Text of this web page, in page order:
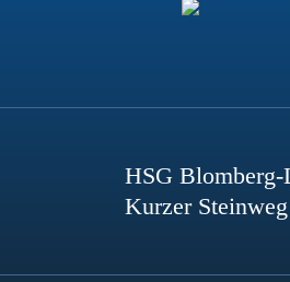
HSG
Kurzer